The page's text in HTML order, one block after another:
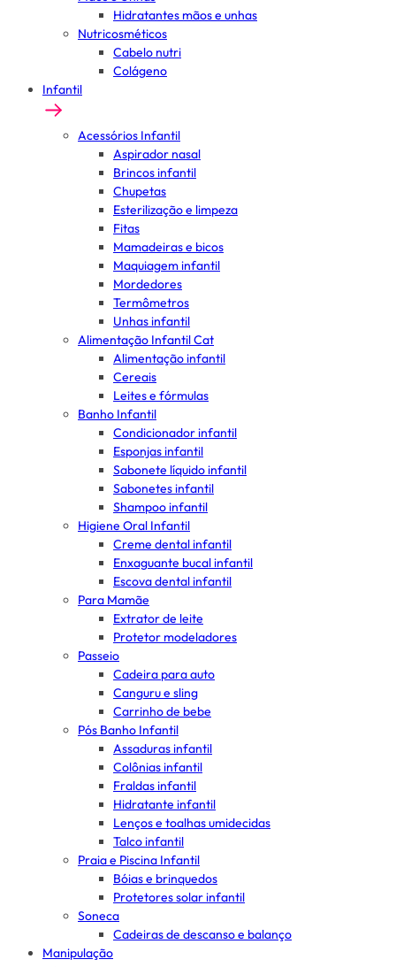
Hidratantes mãos e unhas
Nutricosméticos
Cabelo nutri
Colágeno
Infantil
Acessórios Infantil
Aspirador nasal
Brincos infantil
Chupetas
Esterilização e limpeza
Fitas
Mamadeiras e bicos
Maquiagem infantil
Mordedores
Termômetros
Unhas infantil
Alimentação Infantil Cat
Alimentação infantil
Cereais
Leites e fórmulas
Banho Infantil
Condicionador infantil
Esponjas infantil
Sabonete líquido infantil
Sabonetes infantil
Shampoo infantil
Higiene Oral Infantil
Creme dental infantil
Enxaguante bucal infantil
Escova dental infantil
Para Mamãe
Extrator de leite
Protetor modeladores
Passeio
Cadeira para auto
Canguru e sling
Carrinho de bebe
Pós Banho Infantil
Assaduras infantil
Colônias infantil
Fraldas infantil
Hidratante infantil
Lenços e toalhas umidecidas
Talco infantil
Praia e Piscina Infantil
Bóias e brinquedos
Protetores solar infantil
Soneca
Cadeiras de descanso e balanço
Manipulação